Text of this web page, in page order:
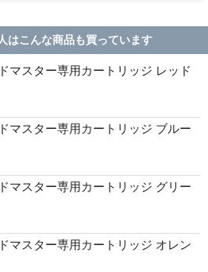
はこんな商品も買っています
マスター専用カートリッジ レッド
マスター専用カートリッジ ブルー
マスター専用カートリッジ グリー
マスター専用カートリッジ オレン